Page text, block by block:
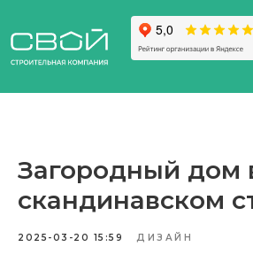
200-25-57
Санкт-Петербург,
District DAA
200-25-57
Загородный дом
скандинавском
2025-03-20 15:59 ДИЗАЙН